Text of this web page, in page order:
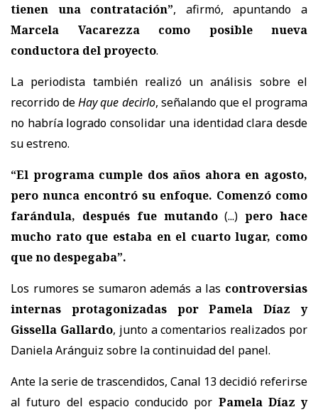
tienen una contratación”, afirmó, apuntando a
Marcela Vacarezza como posible nueva
conductora del proyecto.
La periodista también realizó un análisis sobre el
recorrido deHay que decirlo, señalando que el programa
no habría logrado consolidar una identidad clara desde
su estreno.
“El programa cumple dos años ahora en agosto,
pero nunca encontró su enfoque. Comenzó como
farándula, después fue mutando(...)pero hace
mucho rato que estaba en el cuarto lugar, como
que no despegaba”.
Los rumores se sumaron además a las controversias
internas protagonizadas por Pamela Díaz y
Gissella Gallardo, junto a comentarios realizados por
Daniela Aránguiz sobre la continuidad del panel.
Ante la serie de trascendidos, Canal 13 decidió referirse
al futuro del espacio conducido por Pamela Díaz y